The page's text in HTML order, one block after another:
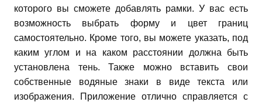
которого вы сможете добавлять рамки. У вас есть
возможность выбрать форму и цвет границ
самостоятельно. Кроме того, вы можете указать, под
каким углом и на каком расстоянии должна быть
установлена ​​тень. Также можно вставить свои
собственные водяные знаки в виде текста или
изображения. Приложение отлично справляется с